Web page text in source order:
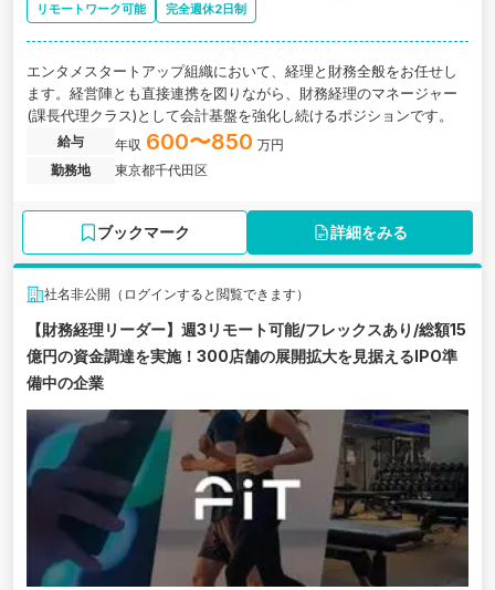
リモートワーク可能
完全週休2日制
エンタメスタートアップ組織において、経理と財務全般をお任せし
ます。経営陣とも直接連携を図りながら、財務経理のマネージャー
(課長代理クラス)として会計基盤を強化し続けるポジションです。
給与 年収 600〜850 万円
勤務地
東京都千代田区
ブックマーク 詳細をみる
社名非公開（ログインすると閲覧できます）
【財務経理リーダー】週3リモート可能/フレックスあり/総額15
億円の資金調達を実施！300店舗の展開拡大を見据えるIPO準
備中の企業